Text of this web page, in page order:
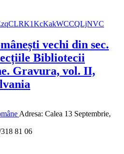
vechi din sec.
Bibliotecii
Gravura, vol. II,
Adresa: Calea 13 Septembrie,
81 06